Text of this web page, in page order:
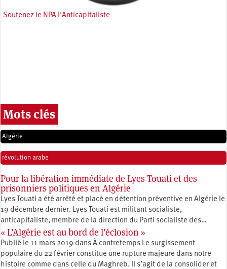
Soutenez le NPA l'Anticapitaliste
Mots clés
Algérie
révolution arabe
Pour la libération immédiate de Lyes Touati et des
prisonniers politiques en Algérie
Lyes Touati a été arrêté et placé en détention préventive en Algérie le
19 décembre dernier. Lyes Touati est militant socialiste,
anticapitaliste, membre de la direction du Parti socialiste des…
« L’Algérie est au bord de l’éclosion »
Publié le 11 mars 2019 dans À contretemps Le surgissement
populaire du 22 février constitue une rupture majeure dans notre
histoire comme dans celle du Maghreb. Il s’agit de la consolider et